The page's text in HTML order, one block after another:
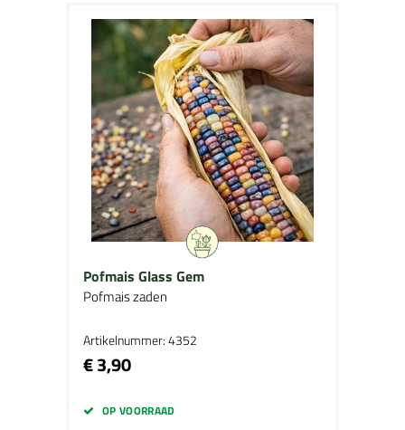
Pofmais Glass Gem
Pofmais zaden
Artikelnummer: 4352
€ 3,90
OP VOORRAAD